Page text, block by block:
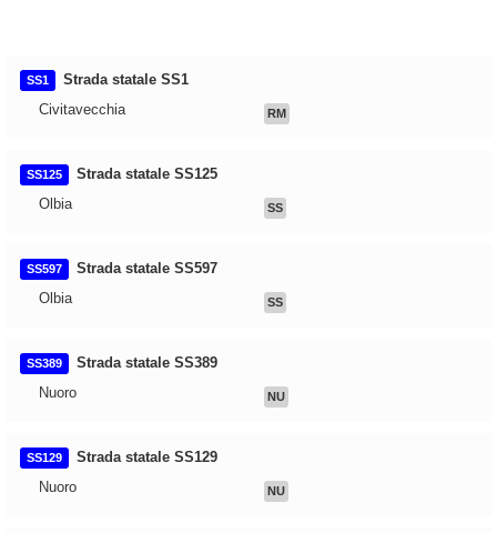
SS1
Strada statale SS1
Civitavecchia
RM
SS125
Strada statale SS125
Olbia
SS
SS597
Strada statale SS597
Olbia
SS
SS389
Strada statale SS389
Nuoro
NU
SS129
Strada statale SS129
Nuoro
NU